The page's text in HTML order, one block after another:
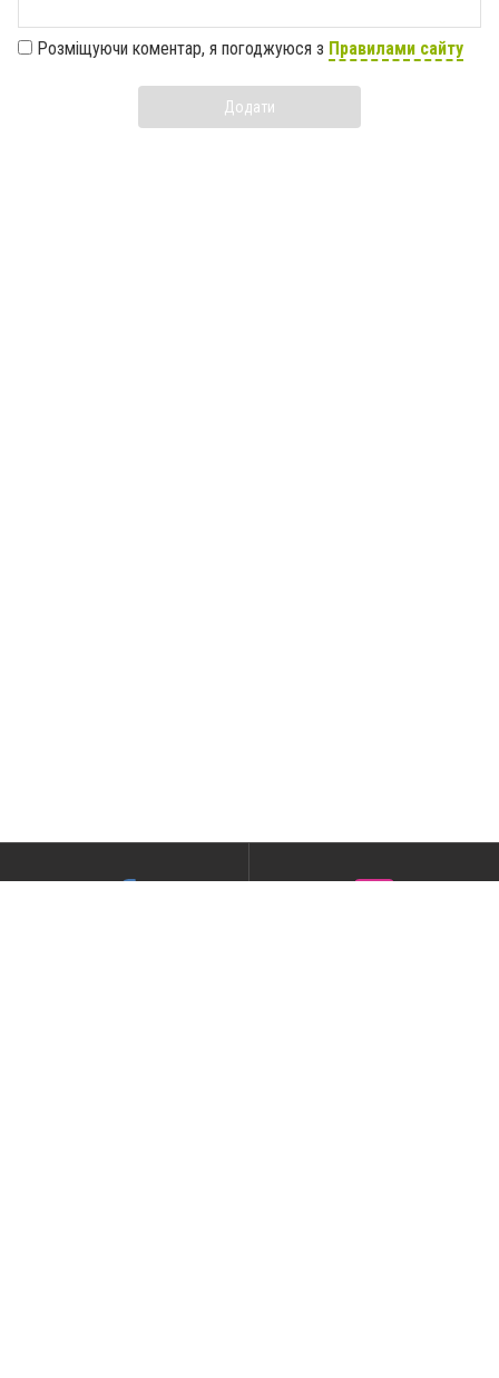
Розміщуючи коментар, я погоджуюся з Правилами сайту
Додати